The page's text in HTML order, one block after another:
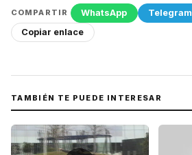
COMPARTIR WhatsApp Telegram
Copiar enlace
TAMBIÉN TE PUEDE INTERESAR